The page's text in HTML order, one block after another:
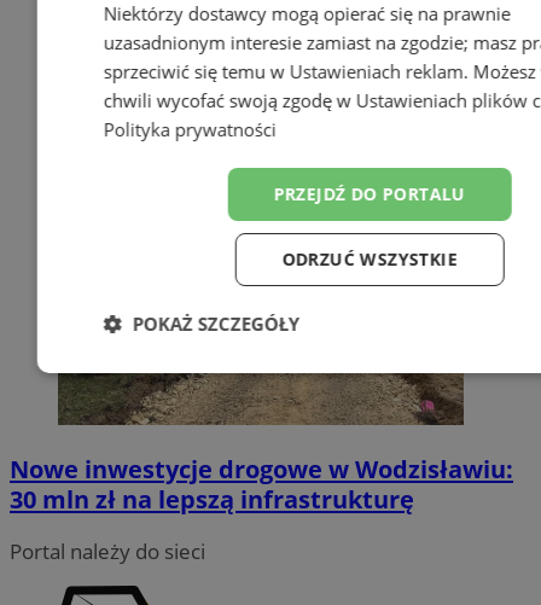
Nowe inwestycje drogowe w Wodzisławiu:
30 mln zł na lepszą infrastrukturę
Portal należy do sieci
Niektórzy dostawcy mogą opierać się na prawnie
uzasadnionym interesie zamiast na zgodzie; masz
sprzeciwić się temu w Ustawieniach reklam.
chwili wycofać swoją zgodę w Ustawieniach plików
Polityka prywatności
PRZEJDŹ DO PORTALU
ODRZUĆ WSZYSTKIE
POKAŻ SZCZEGÓŁY
Niezbędne Wydajność
Funkcjonalność